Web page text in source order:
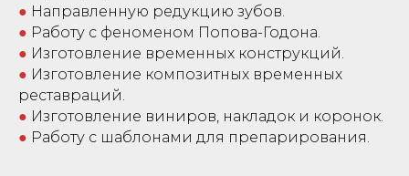
● Направленную редукцию зубов.
● Работу с феноменом Попова-Годона.
● Изготовление временных конструкций.
● Изготовление композитных временных
реставраций.
● Изготовление виниров, накладок и коронок.
● Работу с шаблонами для препарирования.